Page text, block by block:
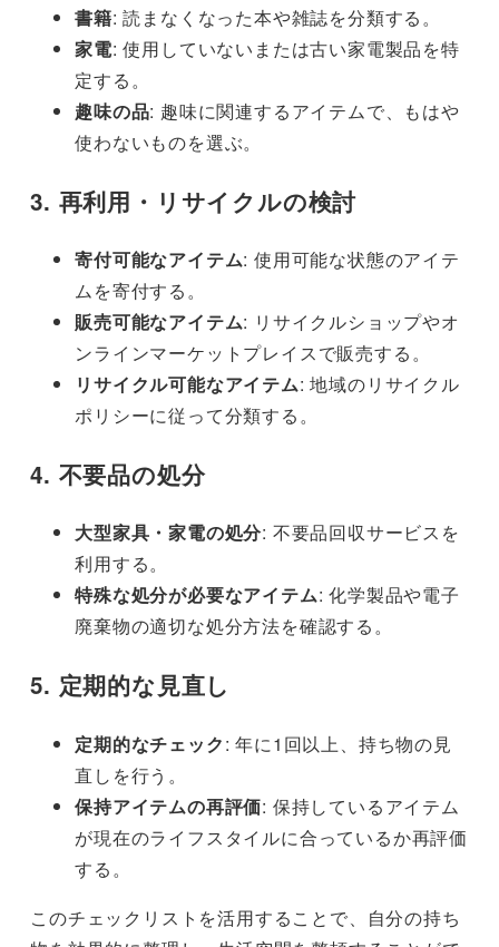
書籍: 読まなくなった本や雑誌を分類する。
家電: 使用していないまたは古い家電製品を特
定する。
趣味の品: 趣味に関連するアイテムで、もはや
使わないものを選ぶ。
3. 再利用・リサイクルの検討
寄付可能なアイテム: 使用可能な状態のアイテ
ムを寄付する。
販売可能なアイテム: リサイクルショップやオ
ンラインマーケットプレイスで販売する。
リサイクル可能なアイテム: 地域のリサイクル
ポリシーに従って分類する。
4. 不要品の処分
大型家具・家電の処分: 不要品回収サービスを
利用する。
特殊な処分が必要なアイテム: 化学製品や電子
廃棄物の適切な処分方法を確認する。
5. 定期的な見直し
定期的なチェック: 年に1回以上、持ち物の見
直しを行う。
保持アイテムの再評価: 保持しているアイテム
が現在のライフスタイルに合っているか再評価
する。
このチェックリストを活用することで、自分の持ち